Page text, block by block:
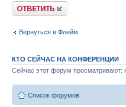
Ответить
Вернуться в Флейм
КТО СЕЙЧАС НА КОНФЕРЕНЦИИ
Сейчас этот форум просматривают:
Список форумов